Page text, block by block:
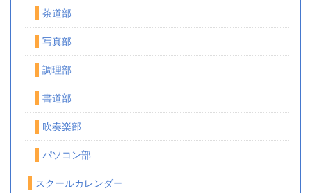
茶道部
写真部
調理部
書道部
吹奏楽部
パソコン部
スクールカレンダー